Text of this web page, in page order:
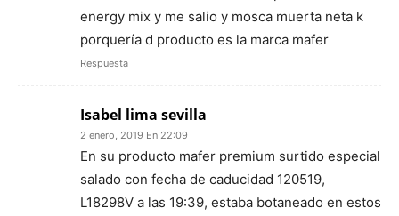
energy mix y me salio y mosca muerta neta k
porquería d producto es la marca mafer
Respuesta
Isabel lima sevilla
2 enero, 2019 En 22:09
En su producto mafer premium surtido especial
salado con fecha de caducidad 120519,
L18298V a las 19:39, estaba botaneado en estos